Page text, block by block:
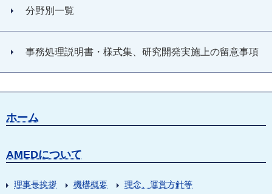
分野別一覧
事務処理説明書・様式集、研究開発実施上の留意事項
ホーム
AMEDについて
理事長挨拶 機構概要
理念、運営方針等